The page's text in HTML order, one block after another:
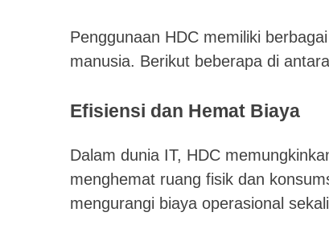
Penggunaan HDC memiliki
manusia. Berikut beberapa di
Efisiensi dan Hemat Biaya
Dalam dunia IT, HDC
menghemat ruang fisik dan
mengurangi biaya operasional